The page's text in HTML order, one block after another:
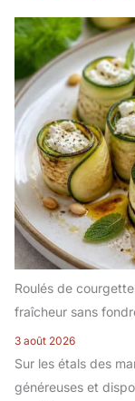
Roulés de
fraîcheur sans
3 août 2026
Sur les étals des
généreuses et